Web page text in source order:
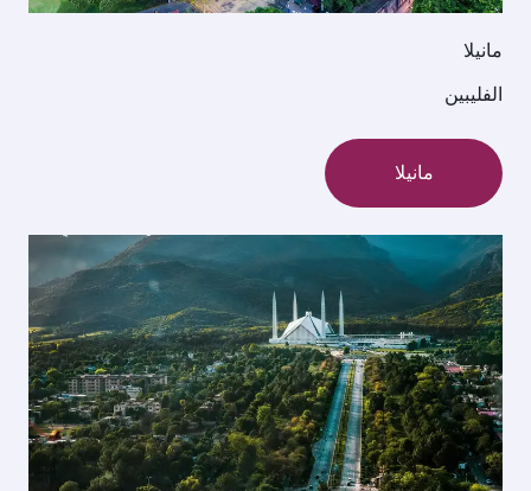
مانيلا
الفليبين
مانيلا